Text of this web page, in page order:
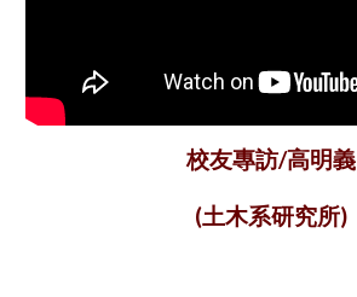
校友專訪/高明義
(土木系研究所)